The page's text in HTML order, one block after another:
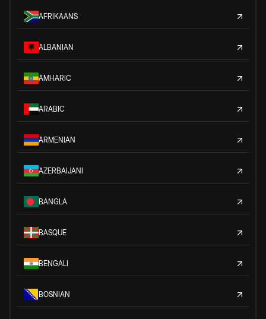
AFRIKAANS
ALBANIAN
AMHARIC
ARABIC
ARMENIAN
AZERBAIJANI
BANGLA
BASQUE
BENGALI
BOSNIAN